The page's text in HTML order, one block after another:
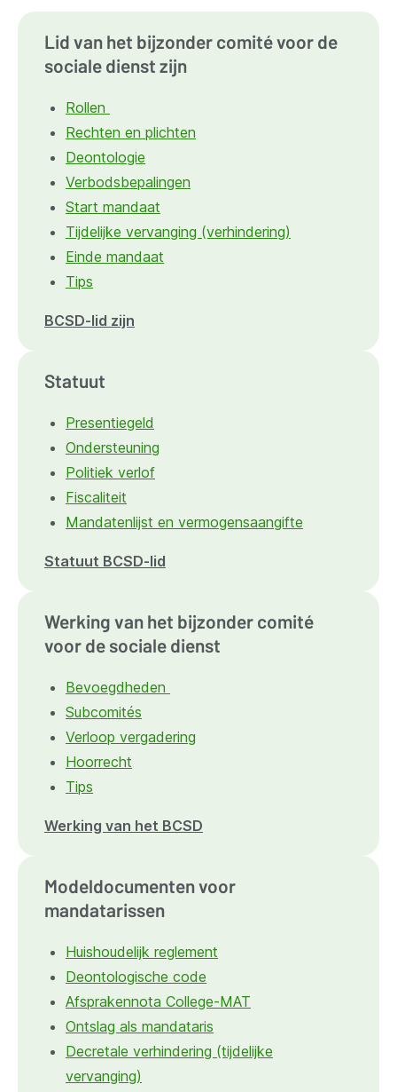
Lid van het bijzonder comité voor de
sociale dienst zijn
Rollen
Rechten en plichten
Deontologie
Verbodsbepalingen
Start mandaat
Tijdelijke vervanging (verhindering)
Einde mandaat
Tips
BCSD-lid zijn
Statuut
Presentiegeld
Ondersteuning
Politiek verlof
Fiscaliteit
Mandatenlijst en vermogensaangifte
Statuut BCSD-lid
Werking van het bijzonder comité
voor de sociale dienst
Bevoegdheden
Subcomités
Verloop vergadering
Hoorrecht
Tips
Werking van het BCSD
Modeldocumenten voor
mandatarissen
Huishoudelijk reglement
Deontologische code
Afsprakennota College-MAT
Ontslag als mandataris
Decretale verhindering (tijdelijke
vervanging)